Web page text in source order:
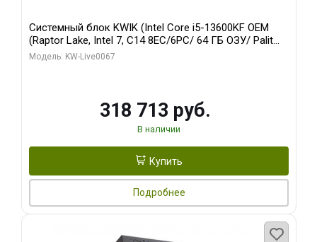
Системный блок KWIK (Intel Core i5-13600KF OEM
(Raptor Lake, Intel 7, C14 8EC/6PC/ 64 ГБ ОЗУ/ Palit
RTX5080 GAMINGPRO OC 16GB GDDR7 256bit 3xDP
Модель: KW-Live0067
318 713 руб.
В наличии
Купить
Подробнее